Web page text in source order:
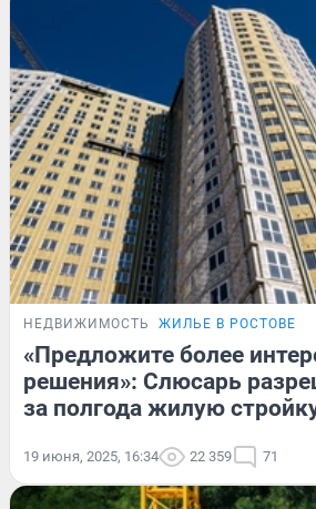
НЕДВИЖИМОСТЬ ЖИЛЬЕ В РОСТОВЕ
«Предложите более
решения»: Слюсарь
за полгода жилую
19 июня, 2025, 16:34 22 359 71